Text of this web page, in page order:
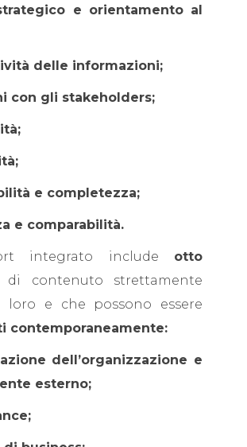
e orientamento al
delle informazioni;
con gli stakeholders;
e completezza;
e comparabilità.
integrato include otto
di contenuto strettamente
loro e che possono essere
contemporaneamente:
dell’organizzazione e
esterno;